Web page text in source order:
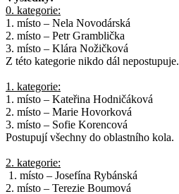
0. kategorie:
1. místo – Nela Novodárská
2. místo – Petr Gramblička
3. místo – Klára Nožičková
Z této kategorie nikdo dál nepostupuje.
1. kategorie:
1. místo – Kateřina Hodničáková
2. místo – Marie Hovorková
3. místo – Sofie Korencová
Postupují všechny do oblastního kola.
2. kategorie:
1. místo – Josefína Rybánská
2. místo – Terezie Boumová